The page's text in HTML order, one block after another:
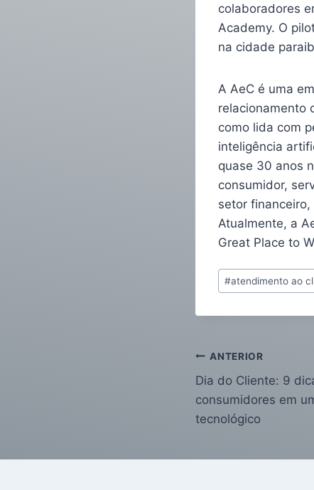
colaboradores
Academy. O
na cidade
A AeC é uma
relacionamento
como lida com
inteligência
quase 30 anos
consumidor,
setor
Atualmente, a
Great Place to
#atendimento ao
ANTERIOR
Dia do Cliente: 9
consumidores em
tecnológico